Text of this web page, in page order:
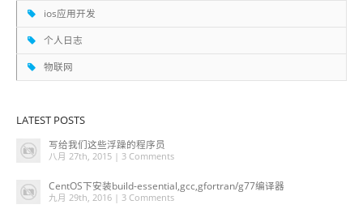
ios应用开发
个人日志
物联网
LATEST POSTS
写给我们这些浮躁的程序员
八月 27th, 2015 | 3 Comments
CentOS下安装build-essential,gcc,gfortran/g77编译器
九月 29th, 2016 | 3 Comments